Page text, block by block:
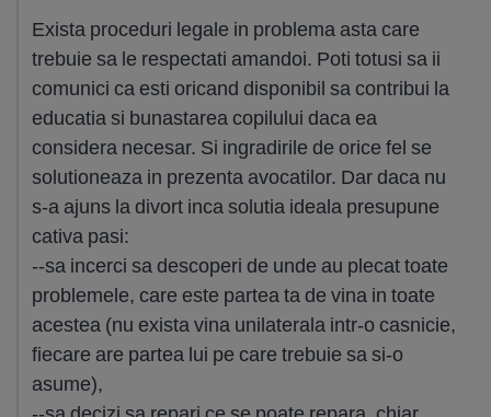
Exista proceduri legale in problema asta care
trebuie sa le respectati amandoi. Poti totusi sa ii
comunici ca esti oricand disponibil sa contribui la
educatia si bunastarea copilului daca ea
considera necesar. Si ingradirile de orice fel se
solutioneaza in prezenta avocatilor. Dar daca nu
s-a ajuns la divort inca solutia ideala presupune
cativa pasi:
--sa incerci sa descoperi de unde au plecat toate
problemele, care este partea ta de vina in toate
acestea (nu exista vina unilaterala intr-o casnicie,
fiecare are partea lui pe care trebuie sa si-o
asume),